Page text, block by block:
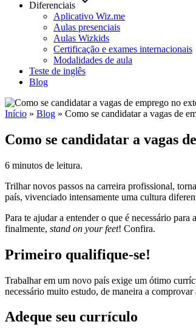
Diferenciais
Aplicativo Wiz.me
Aulas presenciais
Aulas Wizkids
Certificação e exames internacionais
Modalidades de aula
Teste de inglês
Blog
Início » Blog » Como se candidatar a vagas de
Como se candidatar a vagas
6 minutos de leitura.
Trilhar novos passos na carreira profissional,
país, vivenciado intensamente uma cultura
Para te ajudar a entender o que é necessário
finalmente, stand on your feet! Confira.
Primeiro qualifique-se!
Trabalhar em um novo país exige um ótimo
necessário muito estudo, de maneira a
Adeque seu currículo